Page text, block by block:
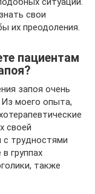
свои
их преодоления.
пациентам
запоя очень
моего опыта,
своей
с трудностями
группах
также